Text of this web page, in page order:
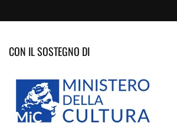
CON IL SOSTEGNO DI